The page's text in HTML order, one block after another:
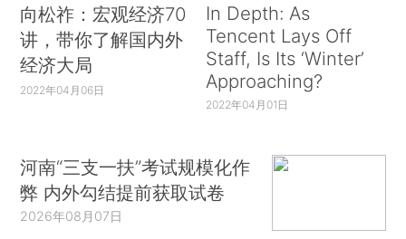
向松祚：宏观经济70
讲，带你了解国内外
经济大局
2022年04月06日
In Depth: As
Tencent Lays Off
Staff, Is Its ‘Winter’
Approaching?
2022年04月01日
河南“三支一扶”考试规模化作
弊 内外勾结提前获取试卷
2026年08月07日